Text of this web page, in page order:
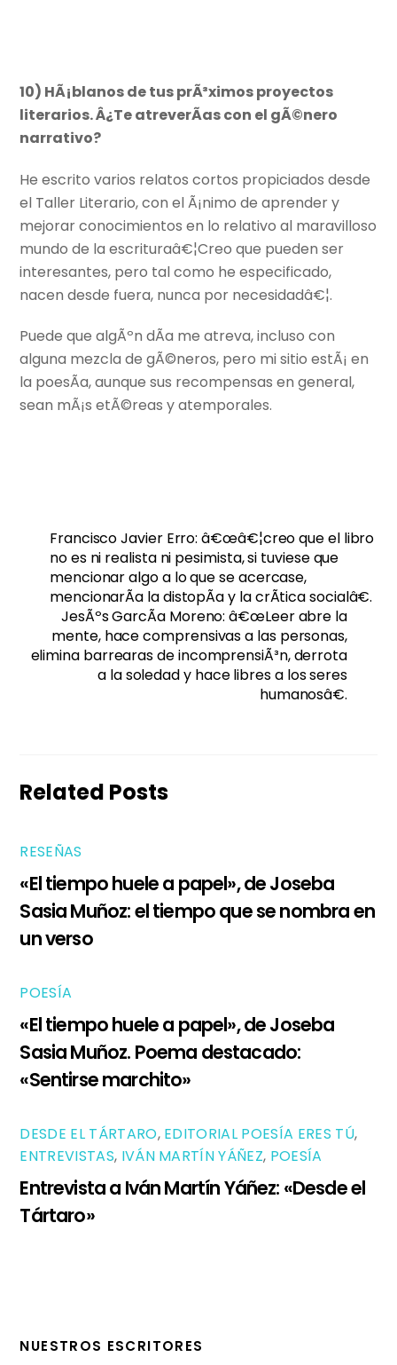
10) HÃ¡blanos de tus prÃ³ximos proyectos
literarios. Â¿Te atreverÃ­as con el gÃ©nero
narrativo?
He escrito varios relatos cortos propiciados desde
el Taller Literario, con el Ã¡nimo de aprender y
mejorar conocimientos en lo relativo al maravilloso
mundo de la escrituraâ€¦Creo que pueden ser
interesantes, pero tal como he especificado,
nacen desde fuera, nunca por necesidadâ€¦.
Puede que algÃºn dÃ­a me atreva, incluso con
alguna mezcla de gÃ©neros, pero mi sitio estÃ¡ en
la poesÃ­a, aunque sus recompensas en general,
sean mÃ¡s etÃ©reas y atemporales.
Francisco Javier Erro: â€œâ€¦creo que el libro
no es ni realista ni pesimista, si tuviese que
mencionar algo a lo que se acercase,
mencionarÃ­a la distopÃ­a y la crÃ­tica socialâ€.
JesÃºs GarcÃ­a Moreno: â€œLeer abre la
mente, hace comprensivas a las personas,
elimina barrearas de incomprensiÃ³n, derrota
a la soledad y hace libres a los seres
humanosâ€.
Related Posts
RESEÑAS
«El tiempo huele a papel», de Joseba
Sasia Muñoz: el tiempo que se nombra en
un verso
POESÍA
«El tiempo huele a papel», de Joseba
Sasia Muñoz. Poema destacado:
«Sentirse marchito»
DESDE EL TÁRTARO, EDITORIAL POESÍA ERES TÚ,
ENTREVISTAS, IVÁN MARTÍN YÁÑEZ, POESÍA
Entrevista a Iván Martín Yáñez: «Desde el
Tártaro»
NUESTROS ESCRITORES